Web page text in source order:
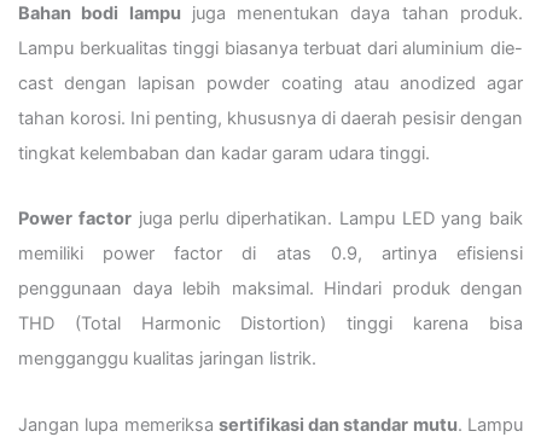
Bahan bodi lampu juga menentukan daya tahan produk.
Lampu berkualitas tinggi biasanya terbuat dari aluminium die-
cast dengan lapisan powder coating atau anodized agar
tahan korosi. Ini penting, khususnya di daerah pesisir dengan
tingkat kelembaban dan kadar garam udara tinggi.
Power factorjuga perlu diperhatikan. Lampu LED yang baik
memiliki power factor di atas 0.9, artinya efisiensi
penggunaan daya lebih maksimal. Hindari produk dengan
THD (Total Harmonic Distortion) tinggi karena bisa
mengganggu kualitas jaringan listrik.
Jangan lupa memeriksa sertifikasi dan standar mutu. Lampu